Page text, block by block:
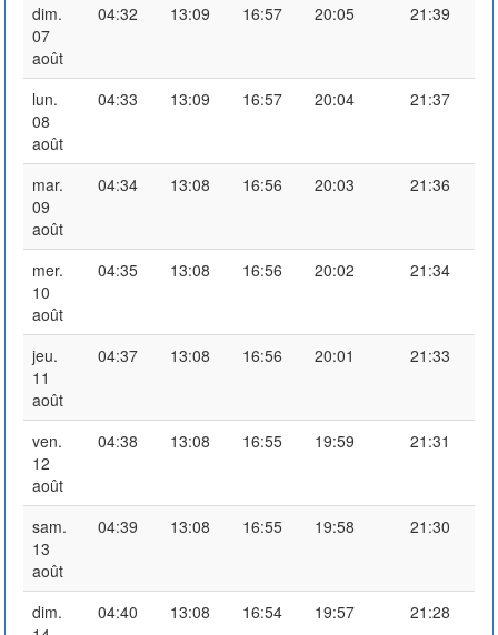
dim.
07
août
04:32 13:09 16:57 20:05 21:39
lun.
08
août
04:33 13:09 16:57 20:04 21:37
mar.
09
août
04:34 13:08 16:56 20:03 21:36
mer.
10
août
04:35 13:08 16:56 20:02 21:34
jeu.
11
août
04:37 13:08 16:56 20:01 21:33
ven.
12
août
04:38 13:08 16:55 19:59 21:31
sam.
13
août
04:39 13:08 16:55 19:58 21:30
dim.
04:40 13:08 16:54 19:57 21:28